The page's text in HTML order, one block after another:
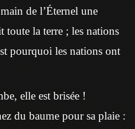
de l’Éternel une
toute la terre ; les nations
pourquoi les nations ont
elle est brisée !
du baume pour sa plaie :